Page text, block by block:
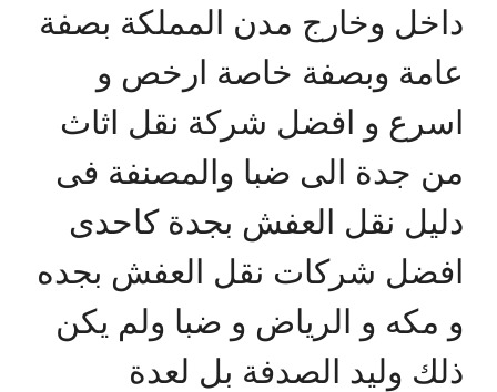
داخل وخارج مدن المملكة بصفة
عامة وبصفة خاصة ارخص و
اسرع و افضل شركة نقل اثاث
من جدة الى ضبا والمصنفة فى
دليل نقل العفش بجدة كاحدى
افضل شركات نقل العفش بجده
و مكه و الرياض و ضبا ولم يكن
ذلك وليد الصدفة بل لعدة